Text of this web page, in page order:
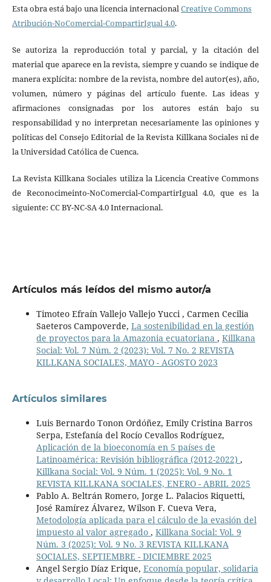
Esta obra está bajo una licencia internacionalCreative Commons
Atribución-NoComercial-CompartirIgual 4.0.
Se autoriza la reproducción total y parcial, y la citación del
material que aparece en la revista, siempre y cuando se indique de
manera explícita: nombre de la revista, nombre del autor(es), año,
volumen, número y páginas del artículo fuente. Las ideas y
afirmaciones consignadas por los autores están bajo su
responsabilidad y no interpretan necesariamente las opiniones y
políticas del Consejo Editorial de la Revista Killkana Sociales ni de
la Universidad Católica de Cuenca.
La Revista Killkana Sociales utiliza la Licencia Creative Commons
de Reconocimeinto-NoComercial-CompartirIgual 4.0, que es la
siguiente: CC BY-NC-SA 4.0 Internacional.
Artículos más leídos del mismo autor/a
Timoteo Efraín Vallejo Vallejo Yucci , Carmen Cecilia
Saeteros Campoverde, La sostenibilidad en la gestión
de proyectos para la Amazonia ecuatoriana , Killkana
Social: Vol. 7 Núm. 2 (2023): Vol. 7 No. 2 REVISTA
KILLKANA SOCIALES, MAYO - AGOSTO 2023
Artículos similares
Luis Bernardo Tonon Ordóñez, Emily Cristina Barros
Serpa, Estefanía del Rocío Cevallos Rodríguez,
Aplicación de la bioeconomía en 5 países de
Latinoamérica: Revisión bibliográfica (2012-2022) ,
Killkana Social: Vol. 9 Núm. 1 (2025): Vol. 9 No. 1
REVISTA KILLKANA SOCIALES, ENERO - ABRIL 2025
Pablo A. Beltrán Romero, Jorge L. Palacios Riquetti,
José Ramírez Álvarez, Wilson F. Cueva Vera,
Metodología aplicada para el cálculo de la evasión del
impuesto al valor agregado , Killkana Social: Vol. 9
Núm. 3 (2025): Vol. 9 No. 3 REVISTA KILLKANA
SOCIALES, SEPTIEMBRE - DICIEMBRE 2025
Angel Sergio Díaz Erique, Economía popular, solidaria